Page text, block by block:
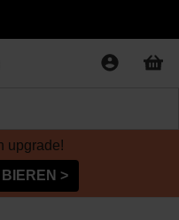
upgrade!
>